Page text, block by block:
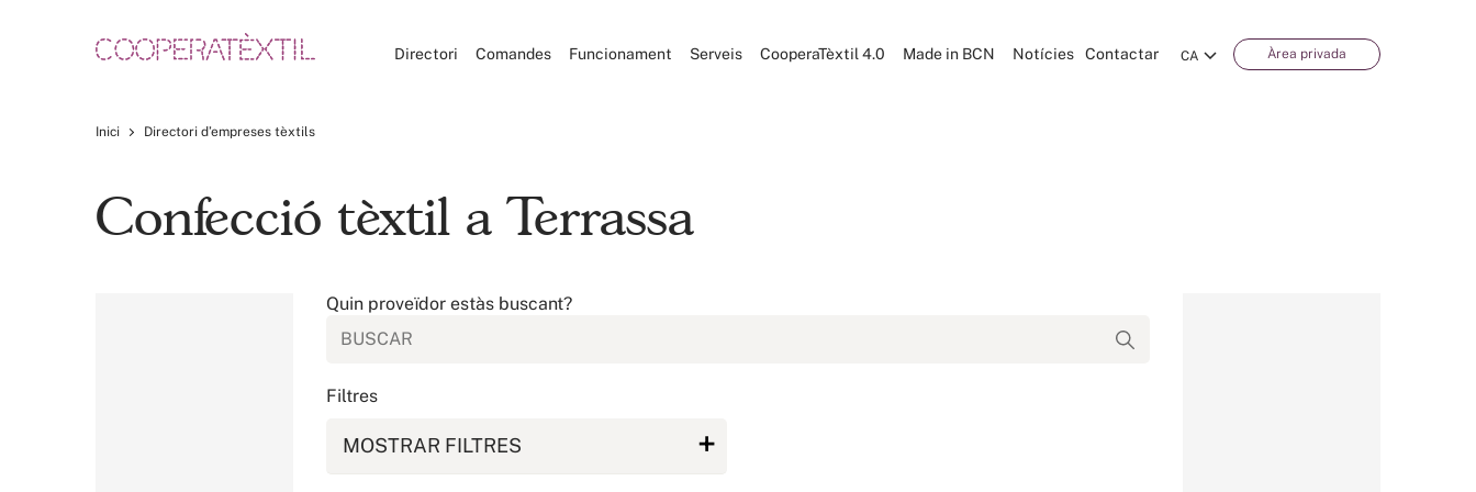
CA Àrea privada
Directori Comandes Funcionament Serveis CooperaTèxtil 4.0 Made in BCN Notícies Contactar
Inici Directori d’empreses tèxtils
Confecció tèxtil a Terrassa
Quin proveïdor estàs buscant?
Filtres
MOSTRAR FILTRES